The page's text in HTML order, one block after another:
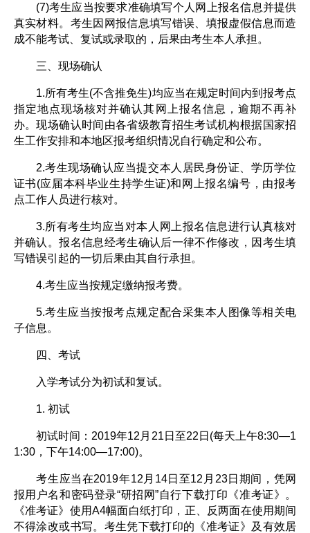
(7)考生应当按要求准确填写个人网上报名信息并提供
真实材料。考生因网报信息填写错误、填报虚假信息而造
成不能考试、复试或录取的，后果由考生本人承担。
三、现场确认
1.所有考生(不含推免生)均应当在规定时间内到报考点
指定地点现场核对并确认其网上报名信息，逾期不再补
办。现场确认时间由各省级教育招生考试机构根据国家招
生工作安排和本地区报考组织情况自行确定和公布。
2.考生现场确认应当提交本人居民身份证、学历学位
证书(应届本科毕业生持学生证)和网上报名编号，由报考
点工作人员进行核对。
3.所有考生均应当对本人网上报名信息进行认真核对
并确认。报名信息经考生确认后一律不作修改，因考生填
写错误引起的一切后果由其自行承担。
4.考生应当按规定缴纳报考费。
5.考生应当按报考点规定配合采集本人图像等相关电
子信息。
四、考试
入学考试分为初试和复试。
1. 初试
初试时间：2019年12月21日至22日(每天上午8:30—1
1:30，下午14:00—17:00)。
考生应当在2019年12月14日至12月23日期间，凭网
报用户名和密码登录“研招网”自行下载打印《准考证》。
《准考证》使用A4幅面白纸打印，正、反两面在使用期间
不得涂改或书写。考生凭下载打印的《准考证》及有效居